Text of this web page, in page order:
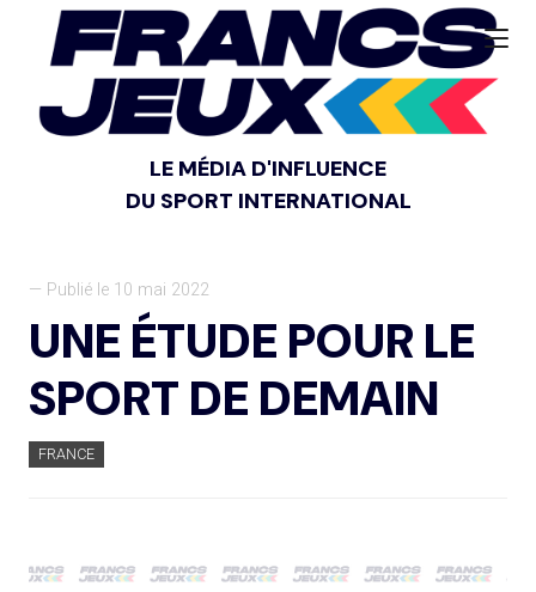
LE MÉDIA D'INFLUENCE
DU SPORT INTERNATIONAL
— Publié le 10 mai 2022
UNE ÉTUDE POUR LE
SPORT DE DEMAIN
FRANCE